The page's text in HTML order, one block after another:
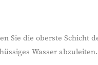
die oberste Schicht
Wasser abzuleiten.